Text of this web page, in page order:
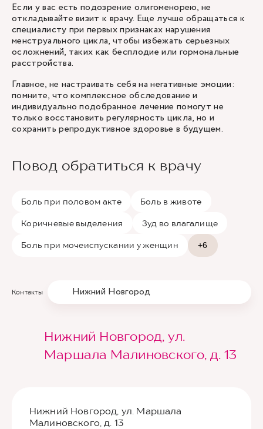
Если у вас есть подозрение олигоменорею, не
откладывайте визит к врачу. Еще лучше обращаться к
специалисту при первых признаках нарушения
менструального цикла, чтобы избежать серьезных
осложнений, таких как бесплодие или гормональные
расстройства.
Главное, не настраивать себя на негативные эмоции:
помните, что комплексное обследование и
индивидуально подобранное лечение помогут не
только восстановить регулярность цикла, но и
сохранить репродуктивное здоровье в будущем.
Повод обратиться к врачу
Боль при половом акте Боль в животе
Коричневые выделения Зуд во влагалище
Боль при мочеиспускании у женщин +6
Контакты Нижний Новгород
Нижний Новгород, ул.
Маршала Малиновского, д. 13
Нижний Новгород, ул. Маршала
Малиновского, д. 13